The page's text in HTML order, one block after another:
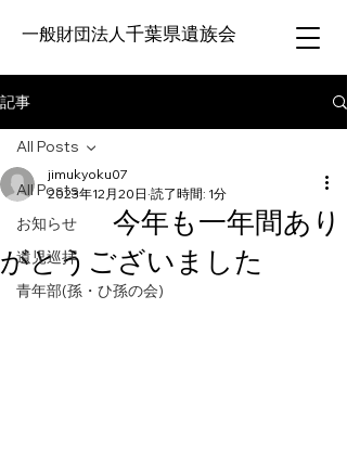
一般財団法人千葉県遺族会
記事
All Posts
お知らせ
遺児巡拝
青年部(孫・ひ孫の会)
All Posts
今年も一年間あり
がとうございました
jimukyoku07
2023年12月20日 読了時間: 1分